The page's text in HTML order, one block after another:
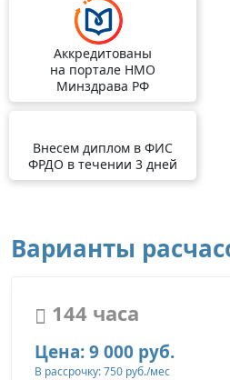
Аккредитованы
на портале НМО
Минздрава РФ
Внесем диплом в ФИС
ФРДО в течении 3 дней
Варианты
144 часа
Цена: 9 000 руб.
В рассрочку: 750 руб./мес